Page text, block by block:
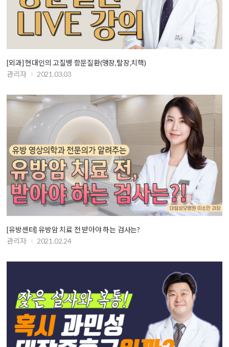
[외과] 현대인의 고질병 항문질환(맹장,탈장,치핵)
관리자
2021.03.03
[유방센터] 유방암 치료 전 받아야 하는 검사는?
관리자
2021.02.24